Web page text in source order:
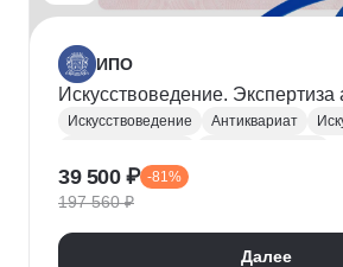
ИПО
Искусствоведение. Экспертиза
Искусствоведение Антиквариат
Оценочная деятельность
39 500 ₽ -81%
197 560 ₽
Далее